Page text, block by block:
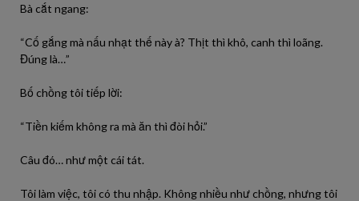
Bà cắt ngang:
“Cố gắng mà nấu nhạt thế này à? Thịt thì khô, canh thì loãng.
Đúng là…”
Bố chồng tôi tiếp lời:
“Tiền kiếm không ra mà ăn thì đòi hỏi.”
Câu đó… như một cái tát.
Tôi làm việc, tôi có thu nhập. Không nhiều như chồng, nhưng tôi